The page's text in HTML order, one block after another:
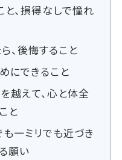
、損得なしで憧れ
、後悔すること
にできること
越えて、心と体全
と
一ミリでも近づき
願い